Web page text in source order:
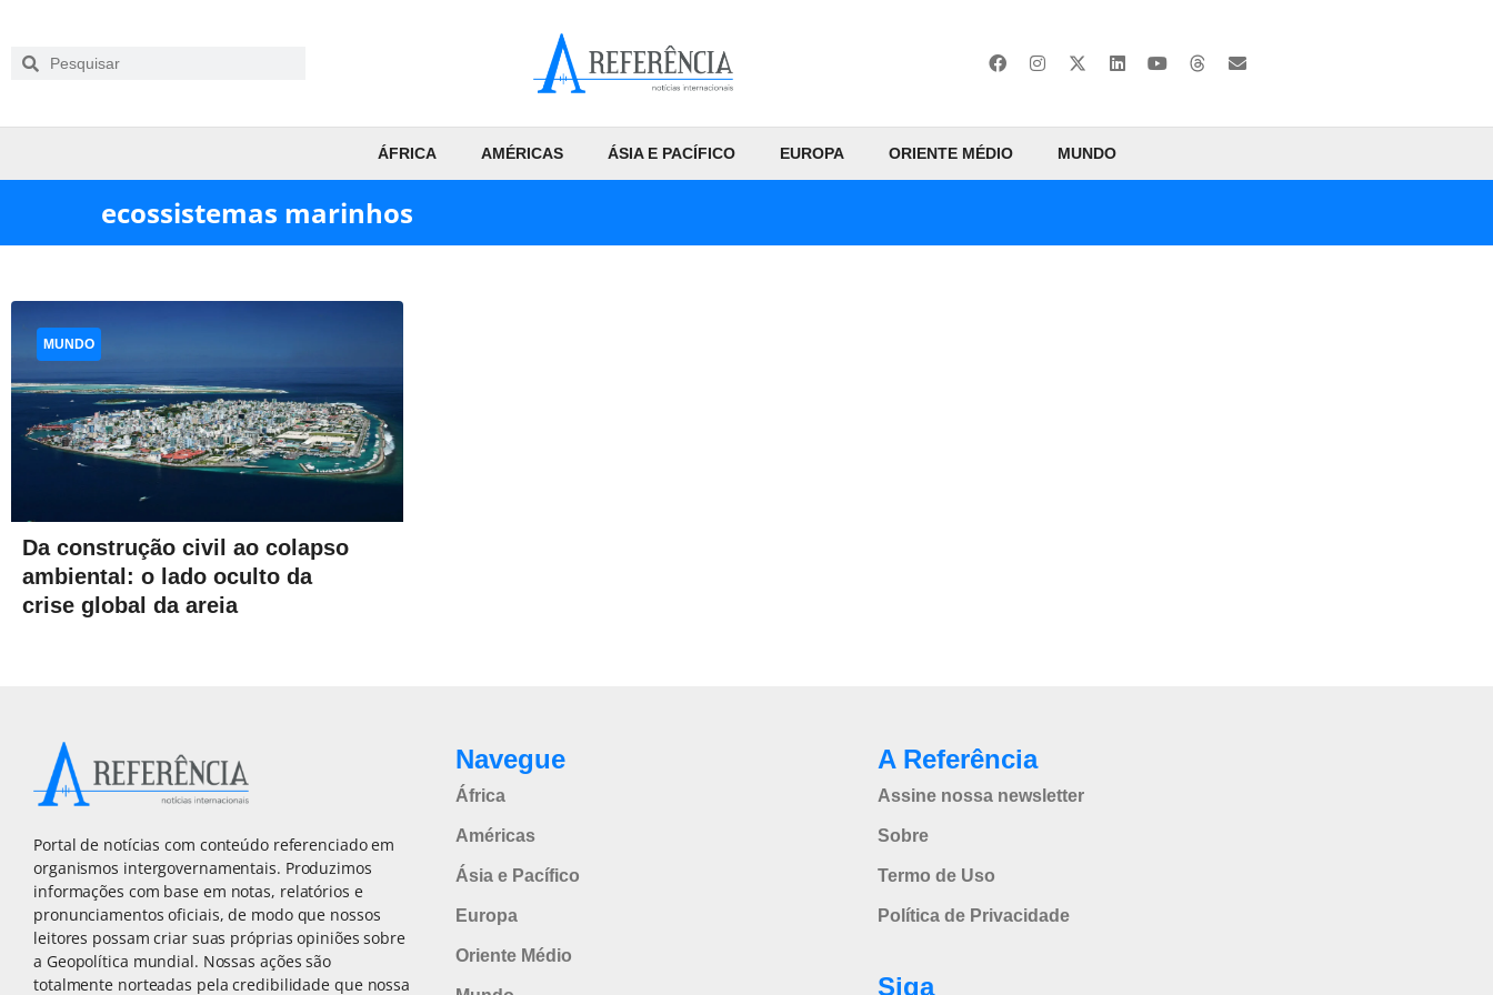
ÁFRICA AMÉRICAS ÁSIA E PACÍFICO EUROPA ORIENTE MÉDIO MUNDO
ecossistemas marinhos
Da construção civil ao colapso
ambiental: o lado oculto da
crise global da areia
MUNDO
Portal de notícias com conteúdo referenciado em
organismos intergovernamentais. Produzimos
informações com base em notas, relatórios e
pronunciamentos oficiais, de modo que nossos
leitores possam criar suas próprias opiniões sobre
a Geopolítica mundial. Nossas ações são
totalmente norteadas pela credibilidade que nossa
Navegue
África
Américas
Ásia e Pacífico
Europa
Oriente Médio
A Referência
Assine nossa newsletter
Sobre
Termo de Uso
Política de Privacidade
Siga